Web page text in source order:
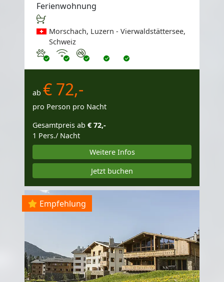
Ferienwohnung
Morschach, Luzern - Vierwaldstättersee,
Schweiz
Haustiere erlaubt
InternetNichtraucher
ab € 72,-
pro Person pro Nacht
Gesamtpreis ab € 72,-
1 Pers./ Nacht
Weitere Infos
Jetzt buchen
Empfehlung